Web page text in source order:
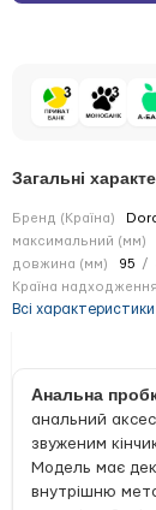
Загальні
Бренд (Країна)
максимальний (мм)
довжина (мм)
95
Країна надходження
Всі характеристики
Анальна
анальний
звуженим
Модель має
внутрішню